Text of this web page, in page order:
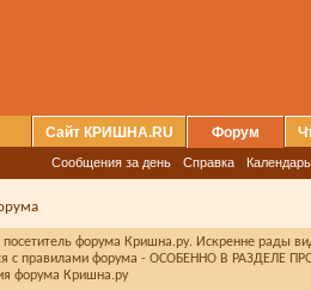
Сайт КРИШНА.RU Форум
Сообщения за день Справка Календарь
форума Кришна.ру. Искренне рады
с правилами форума - ОСОБЕННО В РАЗДЕЛЕ
форума Кришна.ру